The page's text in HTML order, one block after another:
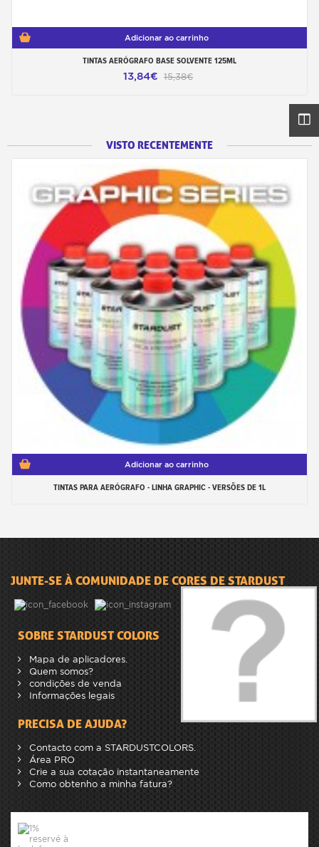
Adicionar ao carrinho
TINTAS AERÓGRAFO BASE SOLVENTE 125ML
13,84€ 15,38€
VISTO RECENTEMENTE
Adicionar ao carrinho
TINTAS PARA AERÓGRAFO - LINHA GRAPHIC - VERSÕES DE 1L
JUNTE-SE À COMUNIDADE DE CORES DE STARDUST
SOBRE STARDUST COLORS
Mapa de aplicadores.
Quem somos?
condições de venda
Informações legais
PRECISA DE AJUDA?
Contacto com a STARDUSTCOLORS.
Área PRO
Crie a sua cotação instantaneamente
Como obtenho a minha fatura?